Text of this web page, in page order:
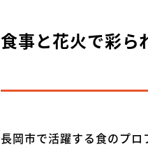
食事と花火で彩ら
長岡市で活躍する食のプ